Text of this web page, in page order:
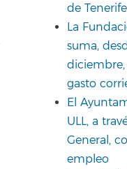
de Tenerife
La
suma,
gasto
El
ULL, a
General,
empleo